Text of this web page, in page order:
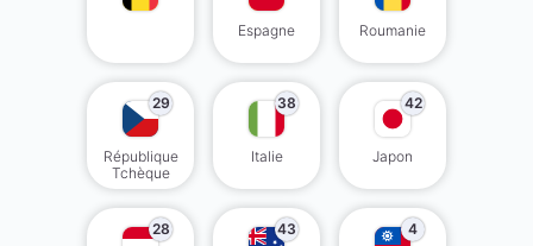
Espagne Roumanie
29
République
Tchèque
38
Italie
42
Japon
28 43 4